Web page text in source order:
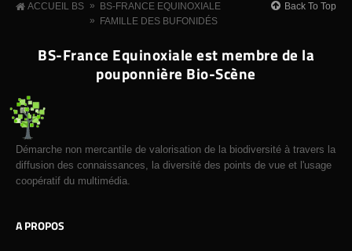
ACCUEIL BS » BS-FRANCE EQUINOXIALE
» FAMILLE DES BUFONIDÉS
Back To Top
BS-France Equinoxiale est membre de la
pouponnière Bio-Scène
Démarche non mercantile de valorisation de la biodiversité à travers la
diffusion des connaissances, la diversité des points de vue et l'usage
coopératif du multimédia.
A PROPOS